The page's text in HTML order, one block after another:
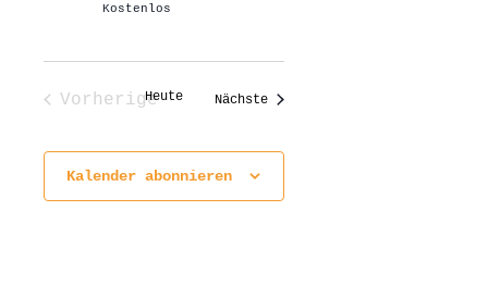
Kostenlos
VorherigeHeute NächsteVeranstaltungen
Kalender abonnieren